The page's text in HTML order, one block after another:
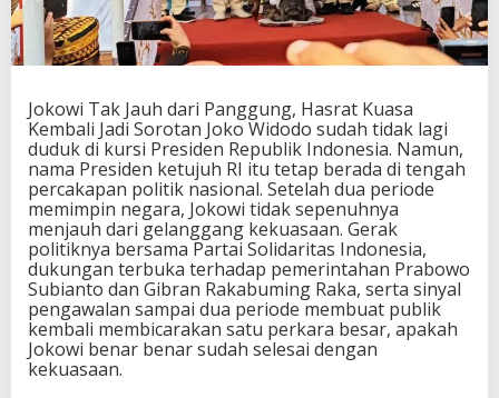
g
u
n
H
a
s
r
a
t
K
u
a
s
a
K
e
Jokowi Tak Jauh dari Panggung, Hasrat Kuasa
Kembali Jadi Sorotan Joko Widodo sudah tidak lagi
duduk di kursi Presiden Republik Indonesia. Namun,
nama Presiden ketujuh RI itu tetap berada di tengah
percakapan politik nasional. Setelah dua periode
memimpin negara, Jokowi tidak sepenuhnya
menjauh dari gelanggang kekuasaan. Gerak
politiknya bersama Partai Solidaritas Indonesia,
dukungan terbuka terhadap pemerintahan Prabowo
Subianto dan Gibran Rakabuming Raka, serta sinyal
pengawalan sampai dua periode membuat publik
kembali membicarakan satu perkara besar, apakah
Jokowi benar benar sudah selesai dengan
kekuasaan.